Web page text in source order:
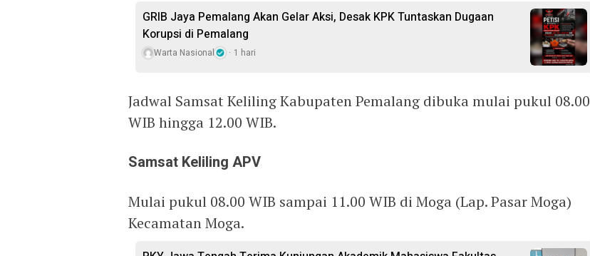
GRIB Jaya Pemalang Akan Gelar Aksi, Desak KPK Tuntaskan Dugaan
Korupsi di Pemalang
Warta Nasional 1 hari
Jadwal Samsat Keliling Kabupaten Pemalang dibuka mulai pukul 08.00
WIB hingga 12.00 WIB.
Samsat Keliling APV
Mulai pukul 08.00 WIB sampai 11.00 WIB di Moga (Lap. Pasar Moga)
Kecamatan Moga.